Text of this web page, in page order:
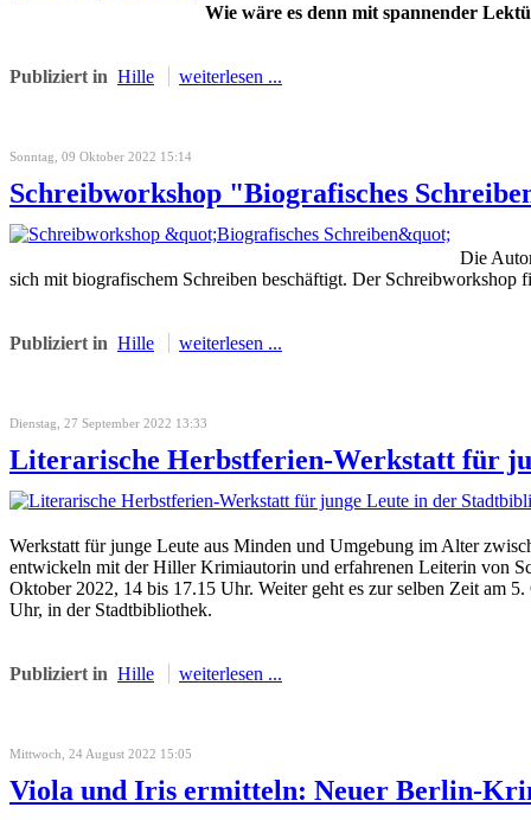
Wie wäre es denn mit spannender
Publiziert in Hille weiterlesen ...
Sonntag, 09 Oktober 2022 15:14
Schreibworkshop "Biografisches
Die
sich mit biografischem Schreiben beschäftigt. Der
Publiziert in Hille weiterlesen ...
Dienstag, 27 September 2022 13:33
Literarische Herbstferien-Werkstatt für
Werkstatt für junge Leute aus Minden und Umgebung im Alter
entwickeln mit der Hiller Krimiautorin und erfahrenen Leiterin von
Oktober 2022, 14 bis 17.15 Uhr. Weiter geht es zur selben Zeit am
Uhr, in der Stadtbibliothek.
Publiziert in Hille weiterlesen ...
Mittwoch, 24 August 2022 15:05
Viola und Iris ermitteln: Neuer Berlin-